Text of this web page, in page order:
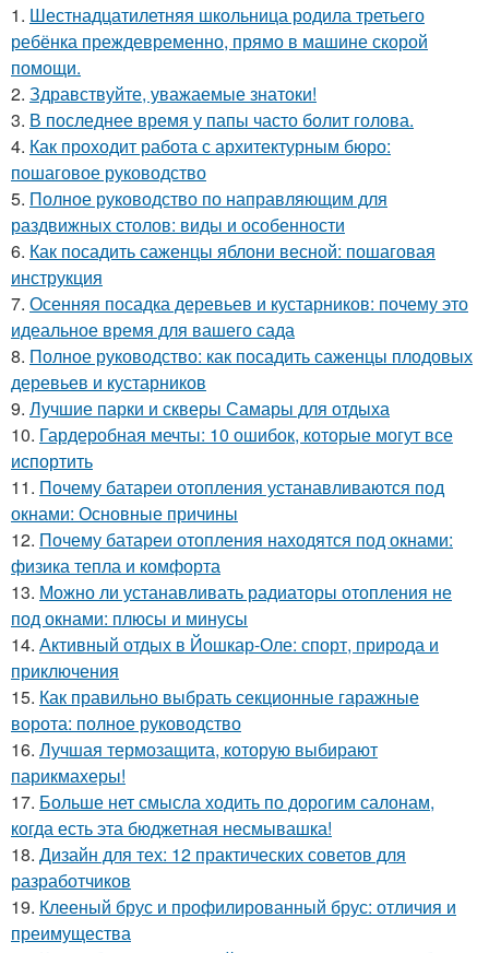
1. Шестнадцатилетняя школьница родила третьего
ребёнка преждевременно, прямо в машине скорой
помощи.
2. Здравствуйте, уважаемые знатоки!
3. В последнее время у папы часто болит голова.
4. Как проходит работа с архитектурным бюро:
пошаговое руководство
5. Полное руководство по направляющим для
раздвижных столов: виды и особенности
6. Как посадить саженцы яблони весной: пошаговая
инструкция
7. Осенняя посадка деревьев и кустарников: почему это
идеальное время для вашего сада
8. Полное руководство: как посадить саженцы плодовых
деревьев и кустарников
9. Лучшие парки и скверы Самары для отдыха
10. Гардеробная мечты: 10 ошибок, которые могут все
испортить
11. Почему батареи отопления устанавливаются под
окнами: Основные причины
12. Почему батареи отопления находятся под окнами:
физика тепла и комфорта
13. Можно ли устанавливать радиаторы отопления не
под окнами: плюсы и минусы
14. Активный отдых в Йошкар-Оле: спорт, природа и
приключения
15. Как правильно выбрать секционные гаражные
ворота: полное руководство
16. Лучшая термозащита, которую выбирают
парикмахеры!
17. Больше нет смысла ходить по дорогим салонам,
когда есть эта бюджетная несмывашка!
18. Дизайн для тех: 12 практических советов для
разработчиков
19. Клееный брус и профилированный брус: отличия и
преимущества